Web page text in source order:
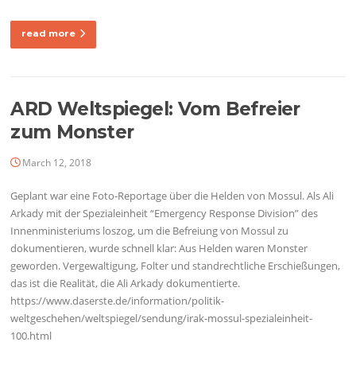
read more
ARD Weltspiegel: Vom Befreier
zum Monster
March 12, 2018
Geplant war eine Foto-Reportage über die Helden von Mossul. Als Ali
Arkady mit der Spezialeinheit “Emergency Response Division” des
Innenministeriums loszog, um die Befreiung von Mossul zu
dokumentieren, wurde schnell klar: Aus Helden waren Monster
geworden. Vergewaltigung, Folter und standrechtliche Erschießungen,
das ist die Realität, die Ali Arkady dokumentierte.
https://www.daserste.de/information/politik-
weltgeschehen/weltspiegel/sendung/irak-mossul-spezialeinheit-
100.html